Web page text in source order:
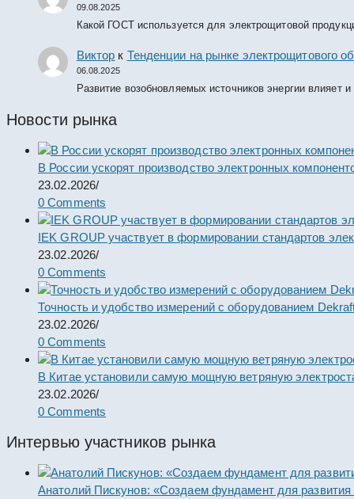
09.08.2025
Какой ГОСТ используется для электрощитовой
Виктор к Тенденции на рынке электрощитового
06.08.2025
Развитие возобновляемых источников энергии влияет
Новости рынка
В России ускорят производство электронных
23.02.2026/
0 Comments
IEK GROUP участвует в формировании стандартов
23.02.2026/
0 Comments
Точность и удобство измерений с оборудованием
23.02.2026/
0 Comments
В Китае установили самую мощную ветряную
23.02.2026/
0 Comments
Интервью участников рынка
Анатолий Пискунов: «Создаем фундамент для развития